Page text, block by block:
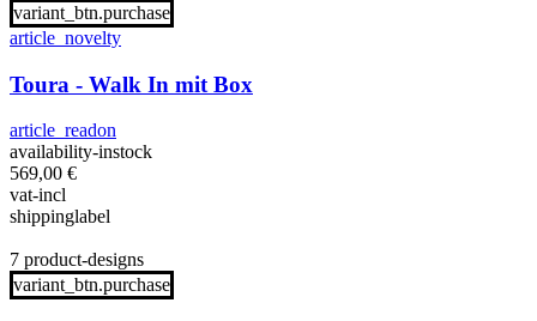
variant_btn.purchase
article_novelty
Toura - Walk In mit Box
article_readon
availability-instock
569,00 €
vat-incl
shippinglabel
7 product-designs
variant_btn.purchase